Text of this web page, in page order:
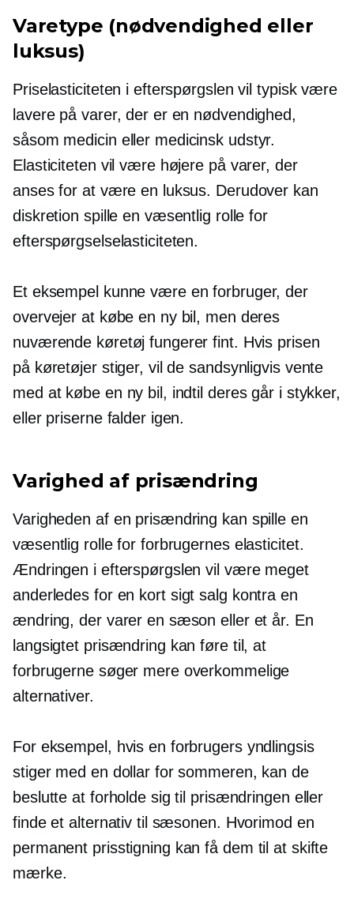
Varetype (nødvendighed eller
luksus)
Priselasticiteten i efterspørgslen vil typisk være
lavere på varer, der er en nødvendighed,
såsom medicin eller medicinsk udstyr.
Elasticiteten vil være højere på varer, der
anses for at være en luksus. Derudover kan
diskretion spille en væsentlig rolle for
efterspørgselselasticiteten.
Et eksempel kunne være en forbruger, der
overvejer at købe en ny bil, men deres
nuværende køretøj fungerer fint. Hvis prisen
på køretøjer stiger, vil de sandsynligvis vente
med at købe en ny bil, indtil deres går i stykker,
eller priserne falder igen.
Varighed af prisændring
Varigheden af ​​en prisændring kan spille en
væsentlig rolle for forbrugernes elasticitet.
Ændringen i efterspørgslen vil være meget
anderledes for en kort sigt salg kontra en
ændring, der varer en sæson eller et år. En
langsigtet prisændring kan føre til, at
forbrugerne søger mere overkommelige
alternativer.
For eksempel, hvis en forbrugers yndlingsis
stiger med en dollar for sommeren, kan de
beslutte at forholde sig til prisændringen eller
finde et alternativ til sæsonen. Hvorimod en
permanent prisstigning kan få dem til at skifte
mærke.